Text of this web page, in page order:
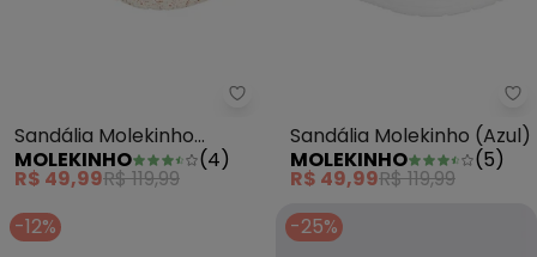
Sandália Molekinho (Branco)
Sandália Molekinho
(Branco)
MOLEKINHO (4)
R$ 49,99R$ 119,99
Sandália Molekinho (Azul)
MOLEKINHO
(5)
R$ 49,99R$ 119,99
-12%
-25%